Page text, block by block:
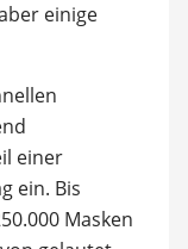
einige
einer
ein. Bis
Masken